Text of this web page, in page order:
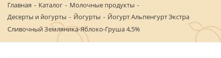
Главная - Каталог - Молочные продукты -
Десерты и йогурты - Йогурты - Йогурт Альпенгурт Экстра
Сливочный Земляника-Яблоко-Груша 4,5%